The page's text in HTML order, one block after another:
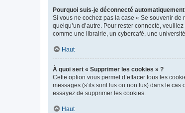
Pourquoi suis-je déconnecté
Si vous ne cochez pas la case « Se souvenir
quelqu’un d’autre. Pour rester connecté,
comme une librairie, un cybercafé, une
Haut
À quoi sert « Supprimer les cookies » ?
Cette option vous permet d’effacer tous les
messages (s’ils sont lus ou non lus) dans le
essayez de supprimer les cookies.
Haut